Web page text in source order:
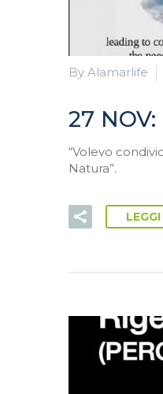
By Alamarlife
27 NOV:
“Volevo
Natura”.